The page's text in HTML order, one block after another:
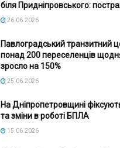
біля Придніпровського:
26.06.2026
Павлоградський транзитний
понад 200 переселенців
зросло на 150%
25.06.2026
На Дніпропетровщині
та зміни в роботі БПЛА
15.06.2026